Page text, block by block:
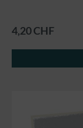
4,20 CHF